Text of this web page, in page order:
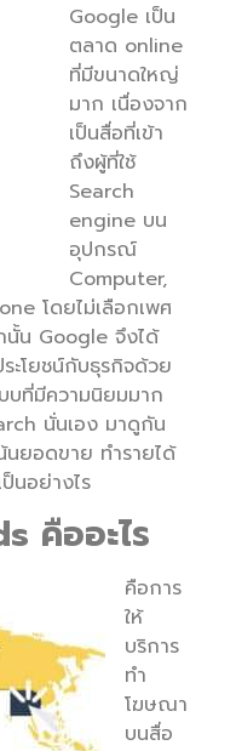
Google เป็น
ตลาด online
ที่มีขนาดใหญ่
มาก เนื่องจาก
เป็นสื่อที่เข้า
ถึงผู้ที่ใช้
Search
engine บน
อุปกรณ์
Computer,
โดยไม่เลือกเพศ
นั้น Google จึงได้
ะโยชน์กับธุรกิจด้วย
บที่มีความนิยมมาก
นั่นเอง มาดูกัน
นยอดขาย ทำรายได้
นอย่างไร
คืออะไร
คือการ
ให้
บริการ
ทำ
โฆษณา
บนสื่อ